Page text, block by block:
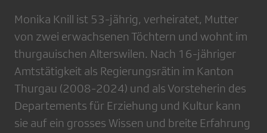
Monika Knill ist 53-jährig, verheiratet, Mutter
von zwei erwachsenen Töchtern und wohnt im
thurgauischen Alterswilen. Nach 16-jähriger
Amtstätigkeit als Regierungsrätin im Kanton
Thurgau (2008-2024) und als Vorsteherin des
Departements für Erziehung und Kultur kann
sie auf ein grosses Wissen und breite Erfahrung